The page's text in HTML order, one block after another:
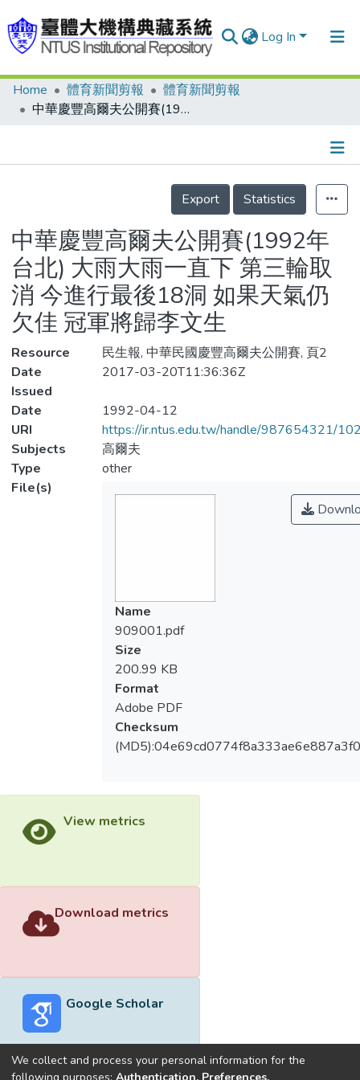
Log In
Communities & Collections
Statistics
Home 體育新聞剪報
體育新聞剪報
中華慶豐高爾夫公開賽(1992年台北) 大雨大雨一直下 第三輪取消 今進行最後18洞 如果天氣仍欠佳 冠軍將歸李文生
Details
Export
Statistics
中華慶豐高爾夫公開賽(1992年
台北) 大雨大雨一直下 第三輪取
消 今進行最後18洞 如果天氣仍
欠佳 冠軍將歸李文生
Resource
民生報, 中華民國慶豐高爾夫公開賽, 頁2
Date
Issued
2017-03-20T11:36:36Z
Date
1992-04-12
URI
https://ir.ntus.edu.tw/handle/987654321/
Subjects
高爾夫
Type
other
File(s)
Name
909001.pdf
Size
200.99 KB
Format
Adobe PDF
Checksum
View metrics
Download metrics
Google Scholar
We collect and process your personal information for the